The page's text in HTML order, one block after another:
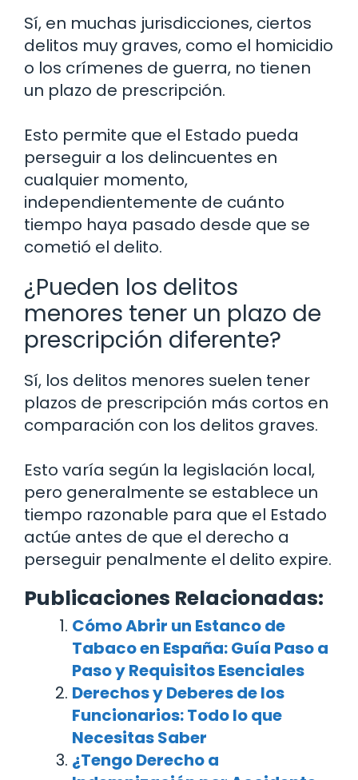
Sí, en muchas jurisdicciones, ciertos
delitos muy graves, como el homicidio
o los crímenes de guerra, no tienen
un plazo de prescripción.
Esto permite que el Estado pueda
perseguir a los delincuentes en
cualquier momento,
independientemente de cuánto
tiempo haya pasado desde que se
cometió el delito.
¿Pueden los delitos
menores tener un plazo de
prescripción diferente?
Sí, los delitos menores suelen tener
plazos de prescripción más cortos en
comparación con los delitos graves.
Esto varía según la legislación local,
pero generalmente se establece un
tiempo razonable para que el Estado
actúe antes de que el derecho a
perseguir penalmente el delito expire.
Publicaciones Relacionadas:
Cómo Abrir un Estanco de
Tabaco en España: Guía Paso a
Paso y Requisitos Esenciales
Derechos y Deberes de los
Funcionarios: Todo lo que
Necesitas Saber
¿Tengo Derecho a